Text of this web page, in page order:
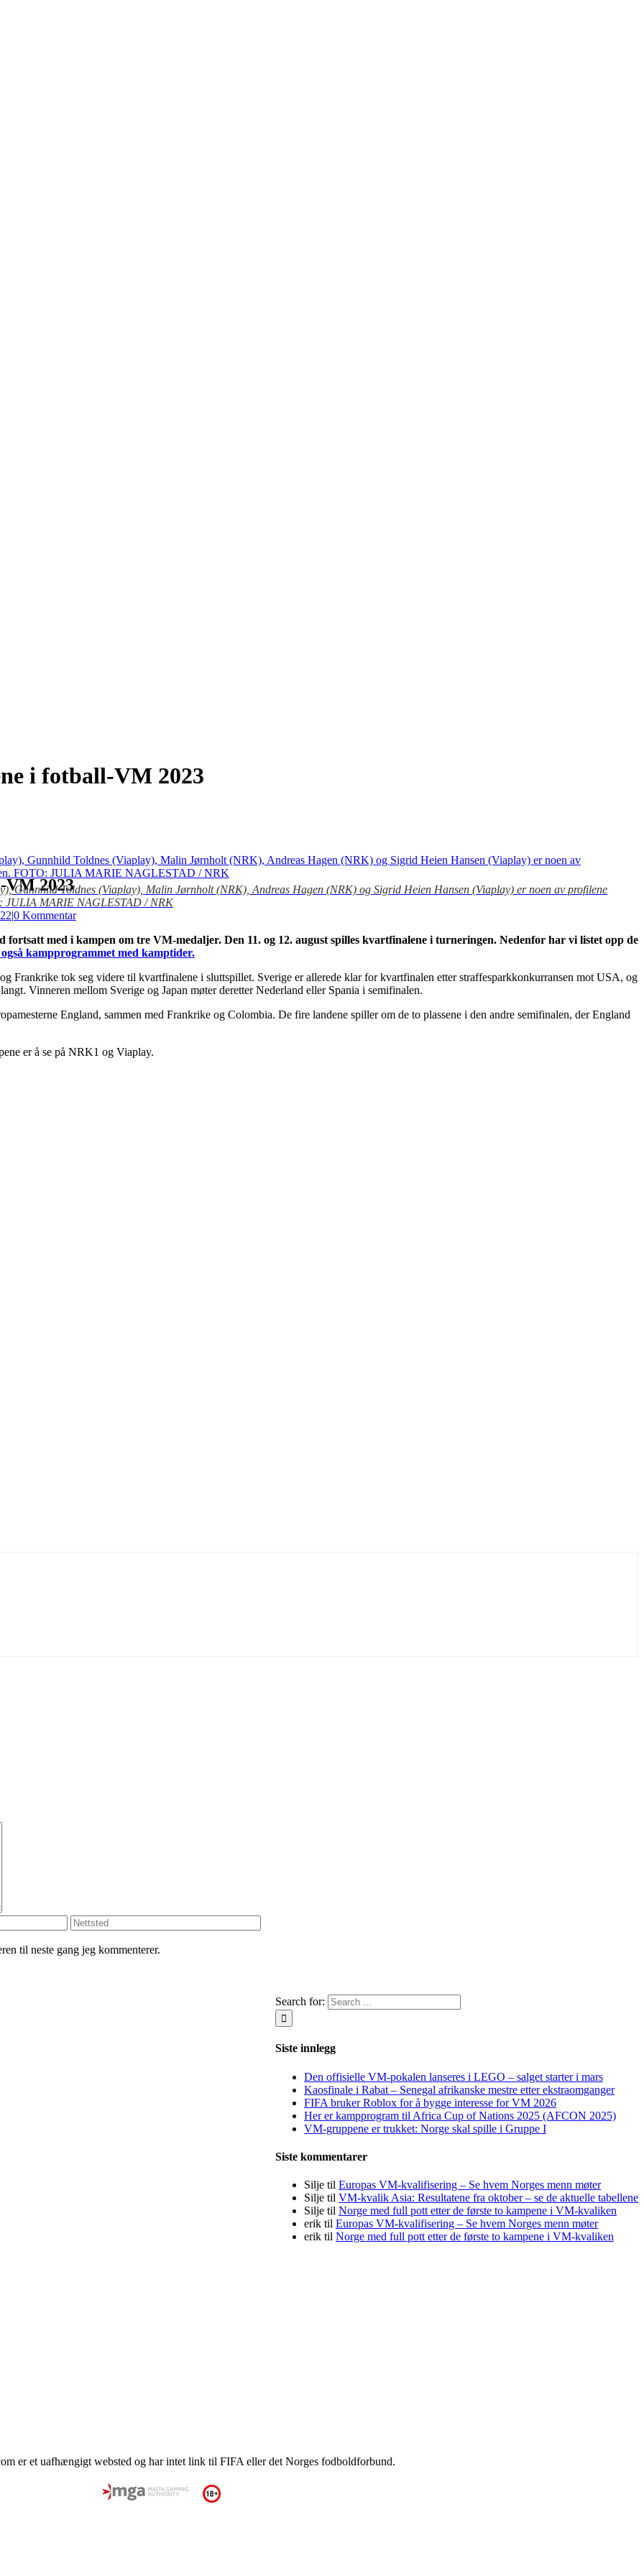
i fotball-VM 2023
Gunnhild Toldnes (Viaplay), Malin Jørnholt (NRK), Andreas Hagen (NRK) og Sigrid Heien Hansen (Viaplay) er noen av profilene
JULIA MARIE NAGLESTAD / NRK
VM 2023
|0 Kommentar
med i kampen om tre VM-medaljer. Den 11. og 12. august spilles kvartfinalene i turneringen. Nedenfor har vi listet opp de
også kampprogrammet med kamptider.
Frankrike tok seg videre til kvartfinalene i sluttspillet. Sverige er allerede klar for kvartfinalen etter straffesparkkonkurransen mot USA, og
Vinneren mellom Sverige og Japan møter deretter Nederland eller Spania i semifinalen.
England, sammen med Frankrike og Colombia. De fire landene spiller om de to plassene i den andre semifinalen, der England
er å se på NRK1 og Viaplay.
til neste gang jeg kommenterer.
Search for:
Siste innlegg
Den offisielle VM-pokalen lanseres i LEGO – salget starter i mars
Kaosfinale i Rabat – Senegal afrikanske mestre etter ekstraomganger
FIFA bruker Roblox for å bygge interesse for VM 2026
Her er kampprogram til Africa Cup of Nations 2025 (AFCON 2025)
VM-gruppene er trukket: Norge skal spille i Gruppe I
Siste kommentarer
Silje til Europas VM-kvalifisering – Se hvem Norges menn møter
Silje til VM-kvalik Asia: Resultatene fra oktober – se de aktuelle tabellene
Silje til Norge med full pott etter de første to kampene i VM-kvaliken
erik til Europas VM-kvalifisering – Se hvem Norges menn møter
erik til Norge med full pott etter de første to kampene i VM-kvaliken
er et uafhængigt websted og har intet link til FIFA eller det Norges fodboldforbund.